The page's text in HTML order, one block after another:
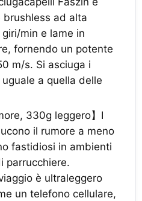
ad alta
min e lame in
fornendo un potente
m/s. Si asciuga i
a quella delle
330g leggero】I
il rumore a meno
fastidiosi in ambienti
parrucchiere.
è ultraleggero
un telefono cellulare,